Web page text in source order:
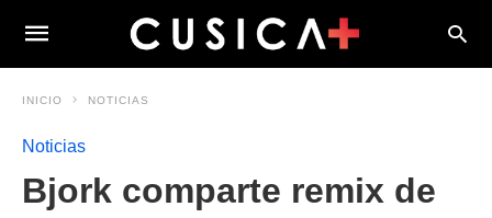
INICIO NOTICIAS
Noticias
Bjork comparte remix de